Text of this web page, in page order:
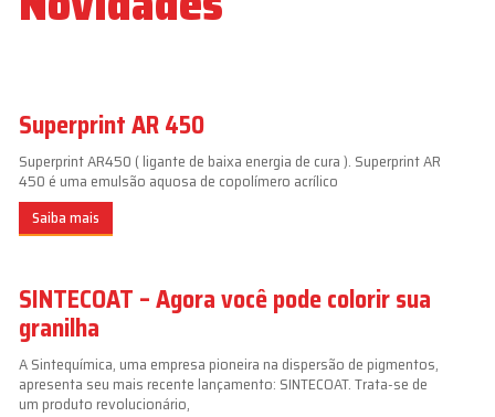
Superprint AR 450
Superprint AR450 ( ligante de baixa energia de cura ). Superprint AR
450 é uma emulsão aquosa de copolímero acrílico
Saiba mais
SINTECOAT – Agora você pode colorir sua
granilha
A Sintequímica, uma empresa pioneira na dispersão de pigmentos,
apresenta seu mais recente lançamento: SINTECOAT. Trata-se de
um produto revolucionário,